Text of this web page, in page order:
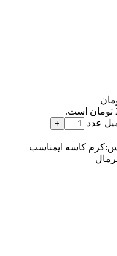
345,000 تومان
کاسه ایمناسب